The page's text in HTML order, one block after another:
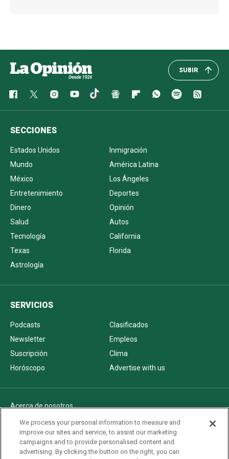
SUBIR
SECCIONES
Estados Unidos
Inmigración
Mundo
América Latina
México
Los Ángeles
Entretenimiento
Deportes
Dinero
Opinión
Salud
Autos
Tecnología
California
Texas
Florida
Astrología
SERVICIOS
Podcasts
Clasificados
Newsletter
Empleos
Suscripción
Clima
Horóscopo
Advertise with us
Acerca de nosotros
Politica de privacidad
Pautas Editoriales
AdChoices
We process your personal information to measure and
improve our sites and service, to assist our marketing
campaigns and to provide personalised content and
advertising. By clicking the button on the right, you can